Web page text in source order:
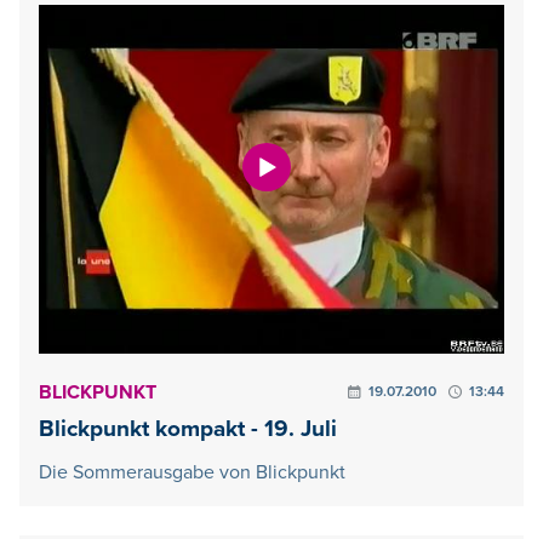
BLICKPUNKT 19.07.2010 13:44
Blickpunkt kompakt - 19. Juli
Die Sommerausgabe von Blickpunkt